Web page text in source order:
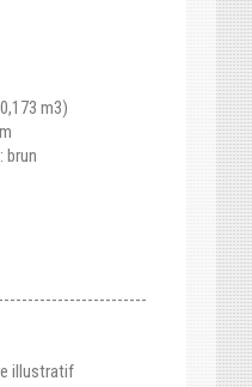
m3)
brun
illustratif